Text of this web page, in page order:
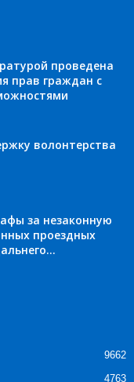
проведена
прав граждан с
волонтерства
за незаконную
проездных
9662
4763